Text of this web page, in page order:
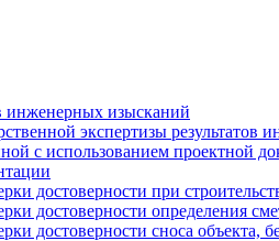
инженерных изысканий
экспертизы результатов
с использованием проектной
достоверности при
достоверности определения
достоверности сноса объекта,